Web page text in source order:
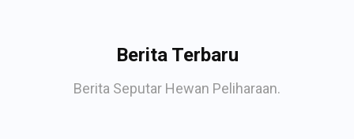
Berita Terbaru
Berita Seputar Hewan Peliharaan.